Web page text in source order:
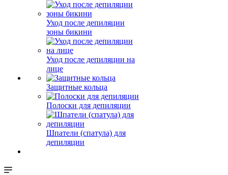
Уход после депиляции
зоны бикини
Уход после депиляции на
лице
Защитные кольца
Полоски для депиляции
Шпатели (спатула) для
депиляции